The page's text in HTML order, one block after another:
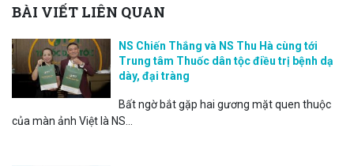
BÀI VIẾT LIÊN QUAN
NS Chiến Thắng và NS Thu Hà cùng tới
Trung tâm Thuốc dân tộc điều trị bệnh dạ
dày, đại tràng
Bất ngờ bắt gặp hai gương mặt quen thuộc
của màn ảnh Việt là NS...